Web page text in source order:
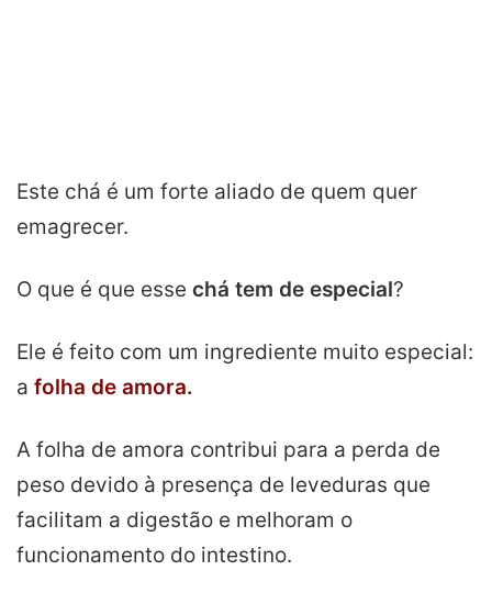
Este chá é um forte aliado de quem quer
emagrecer.
O que é que esse chá tem de especial?
Ele é feito com um ingrediente muito especial:
a folha de amora.
A folha de amora contribui para a perda de
peso devido à presença de leveduras que
facilitam a digestão e melhoram o
funcionamento do intestino.